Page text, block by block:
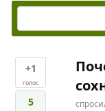
+1
голос
5